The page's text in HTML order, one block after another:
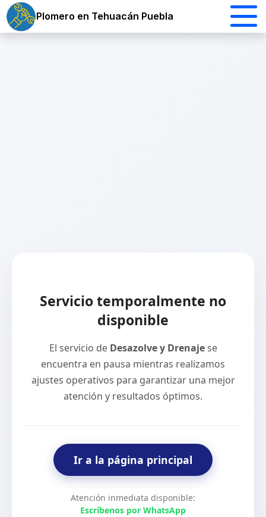
Plomero en Tehuacán Puebla
Servicio temporalmente no
disponible
El servicio de Desazolve y Drenajese
encuentra en pausa mientras realizamos
ajustes operativos para garantizar una mejor
atención y resultados óptimos.
Ir a la página principal
Atención inmediata disponible:
Escríbenos por WhatsApp